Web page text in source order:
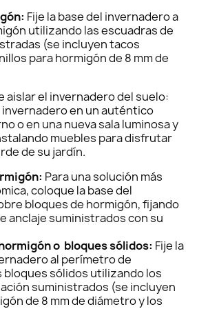
Fije la base del invernadero a
utilizando las escuadras de
(se incluyen tacos
para hormigón de 8 mm de
aislar el invernadero del suelo:
en un auténtico
o en una nueva sala luminosa y
muebles para disfrutar
de su jardín.
Para una solución más
coloque la base del
bloques de hormigón, fijando
anclaje suministrados con su
o bloques sólidos: Fije la
al perímetro de
bloques sólidos utilizando los
suministrados (se incluyen
de 8 mm de diámetro y los